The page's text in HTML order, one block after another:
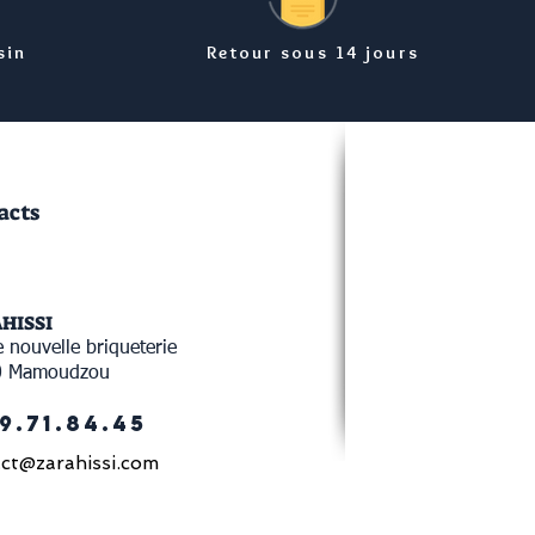
Retour sous 14 jours
nouvelle briqueterie
Mamoudzou